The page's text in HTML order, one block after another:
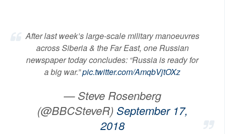
After last week’s large-scale military manoeuvres
across Siberia & the Far East, one Russian
newspaper today concludes: “Russia is ready for
a big war.”pic.twitter.com/AmqbVjtOXz
— Steve Rosenberg
(@BBCSteveR) September 17,
2018